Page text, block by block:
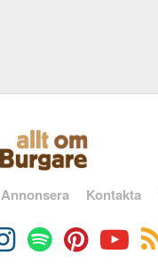
Annonsera Kontakta